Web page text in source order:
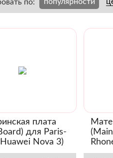
по:
плата
для Paris-
Nova 3)
Nova